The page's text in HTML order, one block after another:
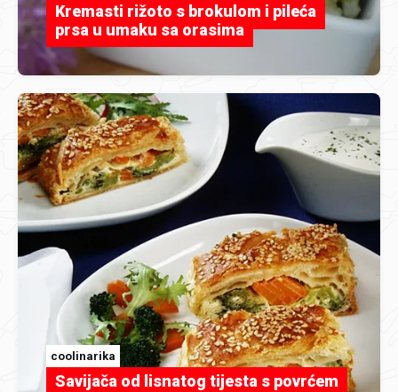
Kremasti rižoto s brokulom i pileća
prsa u umaku sa orasima
coolinarika
Savijača od lisnatog tijesta s povrćem